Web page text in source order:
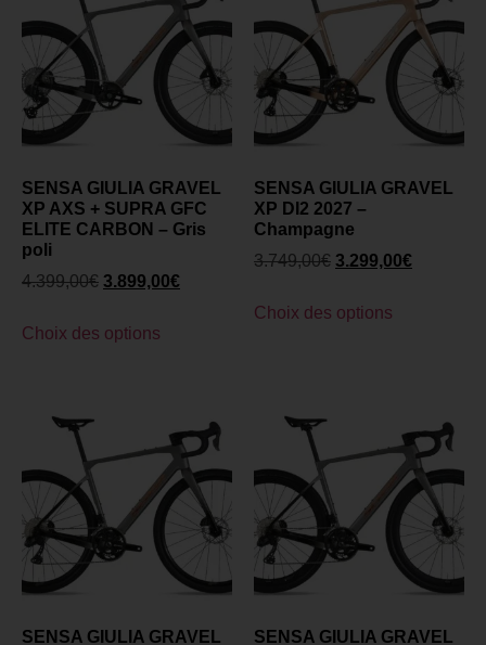
SENSA GIULIA GRAVEL
XP AXS + SUPRA GFC
ELITE CARBON – Gris
poli
4.399,00€ 3.899,00€
Choix des options
SENSA GIULIA GRAVEL
XP DI2 2027 –
Champagne
3.749,00€ 3.299,00€
Choix des options
SENSA GIULIA GRAVEL
SENSA GIULIA GRAVEL